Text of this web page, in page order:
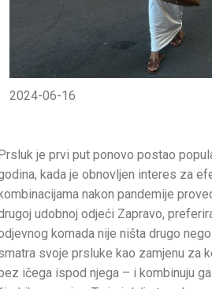
2024-06-16
je prvi put ponovo postao
kada je obnovljen interes za
nakon pandemije
udobnoj odjeći Zapravo,
komada nije ništa drugo
svoje prsluke kao zamjenu za
ičega ispod njega – i kombinuju